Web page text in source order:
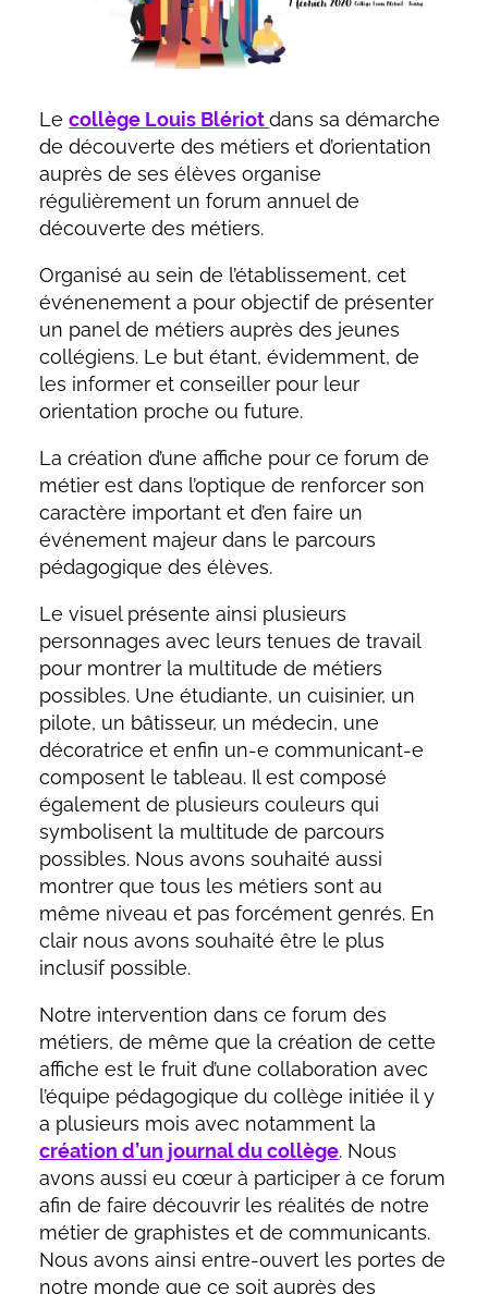
Lecollège Louis Blériotdans sa démarche
de découverte des métiers et d’orientation
auprès de ses élèves organise
régulièrement un forum annuel de
découverte des métiers.
Organisé au sein de l’établissement, cet
événenement a pour objectif de présenter
un panel de métiers auprès des jeunes
collégiens. Le but étant, évidemment, de
les informer et conseiller pour leur
orientation proche ou future.
La création d’une affiche pour ce forum de
métier est dans l’optique de renforcer son
caractère important et d’en faire un
événement majeur dans le parcours
pédagogique des élèves.
Le visuel présente ainsi plusieurs
personnages avec leurs tenues de travail
pour montrer la multitude de métiers
possibles. Une étudiante, un cuisinier, un
pilote, un bâtisseur, un médecin, une
décoratrice et enfin un-e communicant-e
composent le tableau. Il est composé
également de plusieurs couleurs qui
symbolisent la multitude de parcours
possibles. Nous avons souhaité aussi
montrer que tous les métiers sont au
même niveau et pas forcément genrés. En
clair nous avons souhaité être le plus
inclusif possible.
Notre intervention dans ce forum des
métiers, de même que la création de cette
affiche est le fruit d’une collaboration avec
l’équipe pédagogique du collège initiée il y
a plusieurs mois avec notamment la
création d’un journal du collège. Nous
avons aussi eu cœur à participer à ce forum
afin de faire découvrir les réalités de notre
métier de graphistes et de communicants.
Nous avons ainsi entre-ouvert les portes de
notre monde que ce soit auprès des